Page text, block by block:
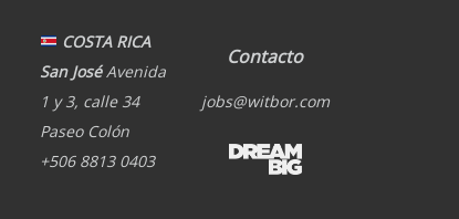
COSTA RICA
San JoséAvenida
1 y 3, calle 34
Paseo Colón
+506 8813 0403
Contacto
jobs@witbor.com